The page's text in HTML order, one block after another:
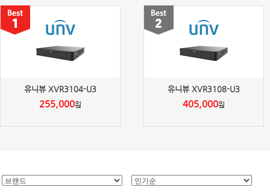
유니뷰 XVR3104-U3
255,000원
유니뷰 XVR3108-U3
405,000원